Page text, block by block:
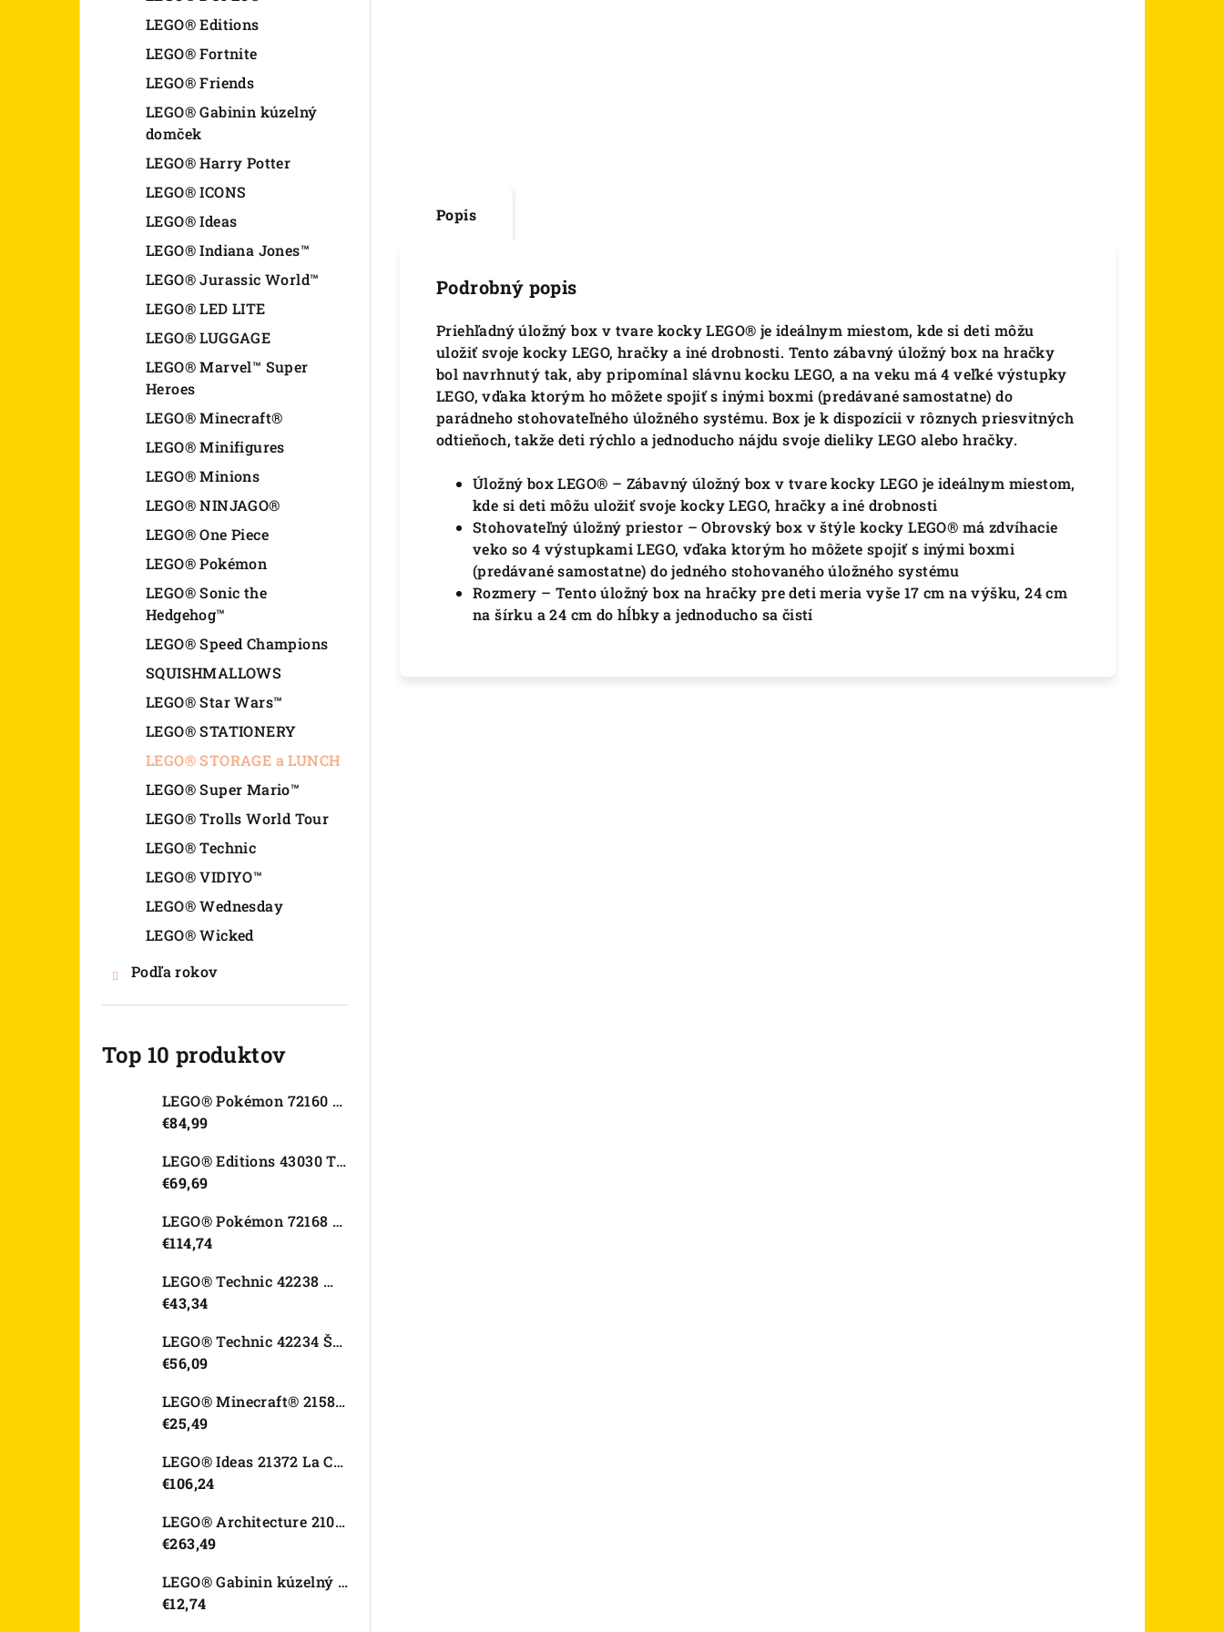
LEGO® Editions
LEGO® Fortnite
LEGO® Friends
LEGO® Gabinin kúzelný
domček
LEGO® Harry Potter
LEGO® ICONS
LEGO® Ideas
LEGO® Indiana Jones™
LEGO® Jurassic World™
LEGO® LED LITE
LEGO® LUGGAGE
LEGO® Marvel™ Super
Heroes
LEGO® Minecraft®
LEGO® Minifigures
LEGO® Minions
LEGO® NINJAGO®
LEGO® One Piece
LEGO® Pokémon
LEGO® Sonic the
Hedgehog™
LEGO® Speed Champions
SQUISHMALLOWS
LEGO® Star Wars™
LEGO® STATIONERY
LEGO® STORAGE a LUNCH
LEGO® Super Mario™
LEGO® Trolls World Tour
LEGO® Technic
LEGO® VIDIYO™
LEGO® Wednesday
LEGO® Wicked
Podľa rokov
Top 10 produktov
LEGO® Pokémon 72160 Arcanine
€84,99
LEGO® Editions 43030 Tajná skrýša Olivie Rodrigo
€69,69
LEGO® Pokémon 72168 Rayquaza
€114,74
LEGO® Technic 42238 Motorka Ducati Desmo450 MX Factory
€43,34
LEGO® Technic 42234 Športové auto Dodge Viper GTS-R
€56,09
LEGO® Minecraft® 21582 Kurací džokej
€25,49
LEGO® Ideas 21372 La Catrina
€106,24
LEGO® Architecture 21067 Tower Bridge
€263,49
LEGO® Gabinin kúzelný domček 11212 Záhradný domček Víly mačičky
€12,74
Popis
Podrobný popis
Priehľadný úložný box v tvare kocky LEGO® je ideálnym miestom, kde si deti môžu
uložiť svoje kocky LEGO, hračky a iné drobnosti. Tento zábavný úložný box na hračky
bol navrhnutý tak, aby pripomínal slávnu kocku LEGO, a na veku má 4 veľké výstupky
LEGO, vďaka ktorým ho môžete spojiť s inými boxmi (predávané samostatne) do
parádneho stohovateľného úložného systému. Box je k dispozícii v rôznych priesvitných
odtieňoch, takže deti rýchlo a jednoducho nájdu svoje dieliky LEGO alebo hračky.
Úložný box LEGO® – Zábavný úložný box v tvare kocky LEGO je ideálnym miestom,
kde si deti môžu uložiť svoje kocky LEGO, hračky a iné drobnosti
Stohovateľný úložný priestor – Obrovský box v štýle kocky LEGO® má zdvíhacie
veko so 4 výstupkami LEGO, vďaka ktorým ho môžete spojiť s inými boxmi
(predávané samostatne) do jedného stohovaného úložného systému
Rozmery – Tento úložný box na hračky pre deti meria vyše 17 cm na výšku, 24 cm
na šírku a 24 cm do hĺbky a jednoducho sa čistí